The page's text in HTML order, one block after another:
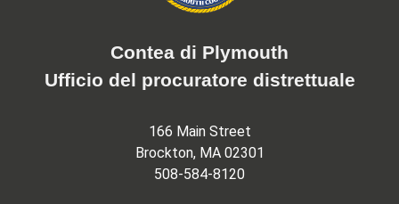
Contea di Plymouth
Ufficio del procuratore distrettuale
166 Main Street
Brockton, MA 02301
508-584-8120